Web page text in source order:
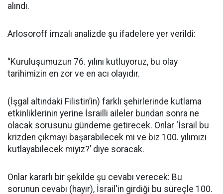
alındı.
Arlosoroff imzalı analizde şu ifadelere yer verildi:
“Kuruluşumuzun 76. yılını kutluyoruz, bu olay
tarihimizin en zor ve en acı olayıdır.
(İşgal altındaki Filistin’in) farklı şehirlerinde kutlama
etkinliklerinin yerine İsrailli aileler bundan sonra ne
olacak sorusunu gündeme getirecek. Onlar ‘İsrail bu
krizden çıkmayı başarabilecek mi ve biz 100. yılımızı
kutlayabilecek miyiz?’ diye soracak.
Onlar kararlı bir şekilde şu cevabı verecek: Bu
sorunun cevabı (hayır), İsrail'in girdiği bu süreçle 100.